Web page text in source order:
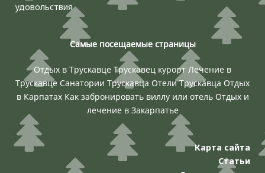
удовольствия
Самые посещаемые страницы
Отдых в Трускавце Трускавец курорт Лечение в
Трускавце Санатории Трускавца Отели Трускавца Отдых
в Карпатах Как забронировать виллу или отель Отдых и
лечение в Закарпатье
Карта сайта
Статьи